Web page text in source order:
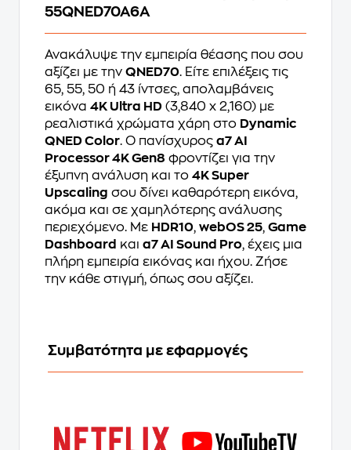
55QNED70A6A
Ανακάλυψε την εμπειρία θέασης που σου
αξίζει με την QNED70. Είτε επιλέξεις τις
65, 55, 50 ή 43 ίντσες, απολαμβάνεις
εικόνα 4K Ultra HD (3,840 x 2,160) με
ρεαλιστικά χρώματα χάρη στο Dynamic
QNED Color. Ο πανίσχυρος α7 AI
Processor 4K Gen8 φροντίζει για την
έξυπνη ανάλυση και το 4K Super
Upscaling σου δίνει καθαρότερη εικόνα,
ακόμα και σε χαμηλότερης ανάλυσης
περιεχόμενο. Με HDR10, webOS 25, Game
Dashboard και α7 AI Sound Pro, έχεις μια
πλήρη εμπειρία εικόνας και ήχου. Ζήσε
την κάθε στιγμή, όπως σου αξίζει.
Συμβατότητα με εφαρμογές